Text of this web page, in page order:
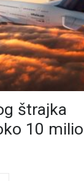
štrajka
10